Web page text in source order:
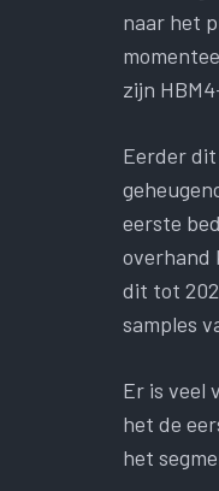
naar het
zijn
Eerder
eerste
overhand
dit tot
samples
Er is veel
het de
het